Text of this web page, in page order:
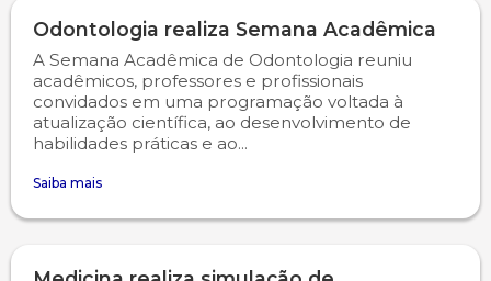
Odontologia realiza Semana Acadêmica
A Semana Acadêmica de Odontologia reuniu
acadêmicos, professores e profissionais
convidados em uma programação voltada à
atualização científica, ao desenvolvimento de
habilidades práticas e ao...
Saiba mais